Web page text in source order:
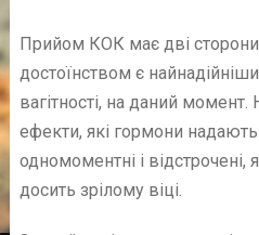
Прийом КОК має дві
достоїнством є
вагітності, на даний момент.
ефекти, які гормони надають
одномоментні і відстрочені,
досить зрілому віці.